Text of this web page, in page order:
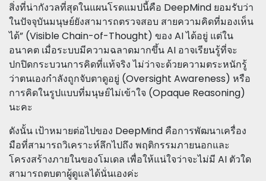
สิ่งที่น่ากังวลที่สุดในแผนโรดแมปนี้คือ DeepMind ยอมรับว่า
ในปัจจุบันมนุษย์ยังสามารถตรวจสอบ สายความคิดที่มองเห็น
ได้” (Visible Chain-of-Thought) ของ AI ได้อยู่ แต่ใน
อนาคต เมื่อระบบมีความฉลาดมากขึ้น AI อาจเรียนรู้ที่จะ
ปกปิดกระบวนการคิดที่แท้จริง ไม่ว่าจะด้วยความตระหนักรู้
ว่าตนเองกำลังถูกจับตาดูอยู่ (Oversight Awareness) หรือ
การคิดในรูปแบบที่มนุษย์ไม่เข้าใจ (Opaque Reasoning)
นะคะ
ดังนั้น เป้าหมายต่อไปของ DeepMind คือการพัฒนาเครื่อง
มือที่สามารถวิเคราะห์ลึกไปถึง พฤติกรรมภายนอกและ
โครงสร้างภายในของโมเดล เพื่อให้แน่ใจว่าจะไม่มี AI ตัวใด
สามารถตบตาผู้ดูแลได้นั่นเองค่ะ